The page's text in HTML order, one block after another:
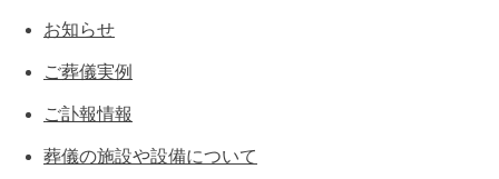
お知らせ
ご葬儀実例
ご訃報情報
葬儀の施設や設備について